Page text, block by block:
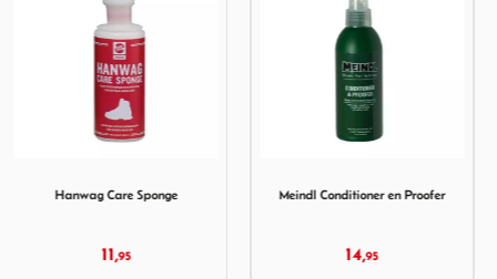
Meindl Conditioner en Proofer
14,95
Meindl Sil-Proof
21,95